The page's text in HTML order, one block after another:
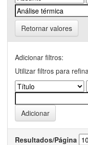
Retornar valores
Adicionar filtros:
Utilizar filtros para
Resultados/Página